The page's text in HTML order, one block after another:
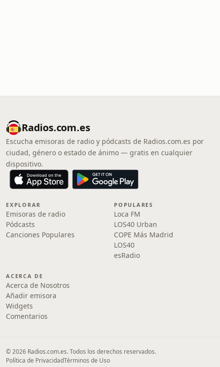
Radios.com.es
Escucha emisoras de radio y pódcasts de Radios.com.es por
ciudad, género o estado de ánimo — gratis en cualquier
dispositivo.
EXPLORAR
Emisoras de radio
Pódcasts
Canciones Populares
POPULARES
Loca FM
LOS40 Urban
COPE Más Madrid
LOS40
esRadio
ACERCA DE
Acerca de Nosotros
Añadir emisora
Widgets
Comentarios
© 2026 Radios.com.es. Todos los derechos reservados.
Política de PrivacidadTérminos de Uso